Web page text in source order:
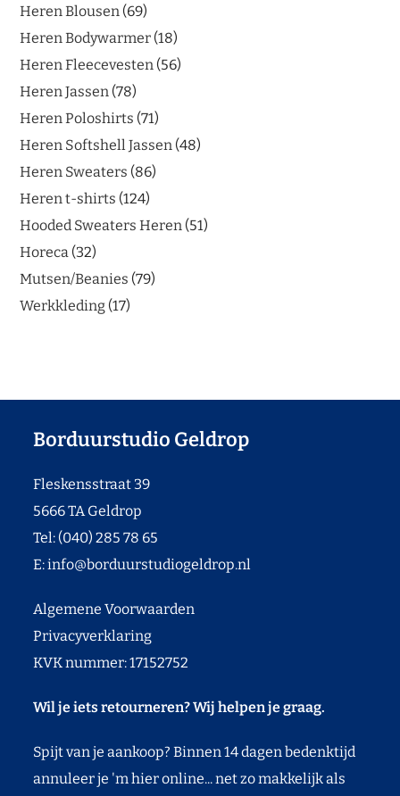
Heren Blousen 69
Heren Bodywarmer 18
Heren Fleecevesten 56
Heren Jassen 78
Heren Poloshirts 71
Heren Softshell Jassen 48
Heren Sweaters 86
Heren t-shirts 124
Hooded Sweaters Heren 51
Horeca 32
Mutsen/Beanies 79
Werkkleding 17
Borduurstudio Geldrop
Fleskensstraat 39
5666 TA Geldrop
Tel: (040) 285 78 65
E:info@borduurstudiogeldrop.nl
Algemene Voorwaarden
Privacyverklaring
KVK nummer: 17152752
Wil je iets retourneren? Wij helpen je graag.
Spijt van je aankoop? Binnen 14 dagen bedenktijd
annuleer je 'm hier online... net zo makkelijk als